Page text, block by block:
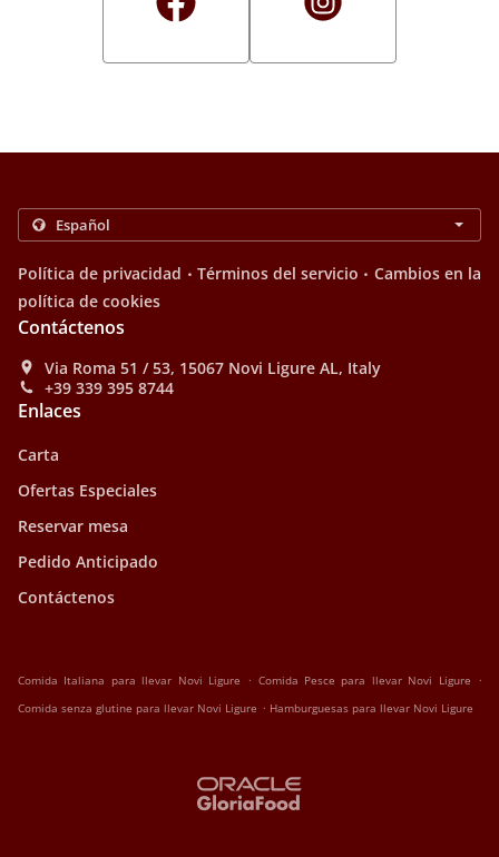
Política de privacidad . Términos del servicio . Cambios en la
política de cookies
Contáctenos
Via Roma 51 / 53, 15067 Novi Ligure AL, Italy
+39 339 395 8744
Enlaces
Carta
Ofertas Especiales
Reservar mesa
Pedido Anticipado
Contáctenos
Comida Italiana para llevar Novi Ligure . Comida Pesce para llevar Novi Ligure .
Comida senza glutine para llevar Novi Ligure . Hamburguesas para llevar Novi Ligure